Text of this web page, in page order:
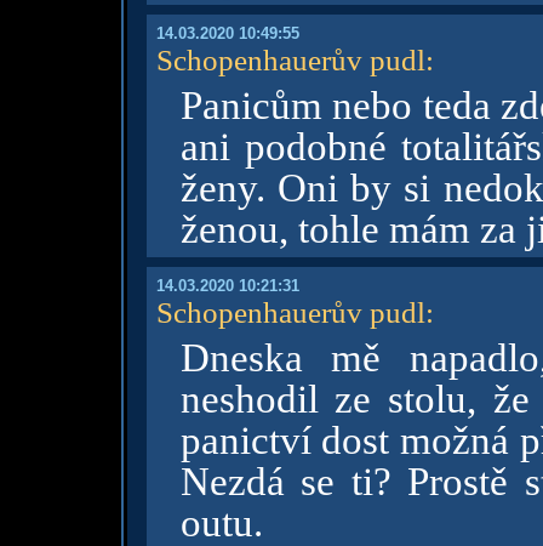
14.03.2020 10:49:55
Schopenhauerův pudl:
Panicům nebo teda
ani podobné
ženy. Oni by si
ženou, tohle mám za
14.03.2020 10:21:31
Schopenhauerův pudl:
Dneska mě
neshodil ze stolu,
panictví dost možná
Nezdá se ti? Prostě
outu.